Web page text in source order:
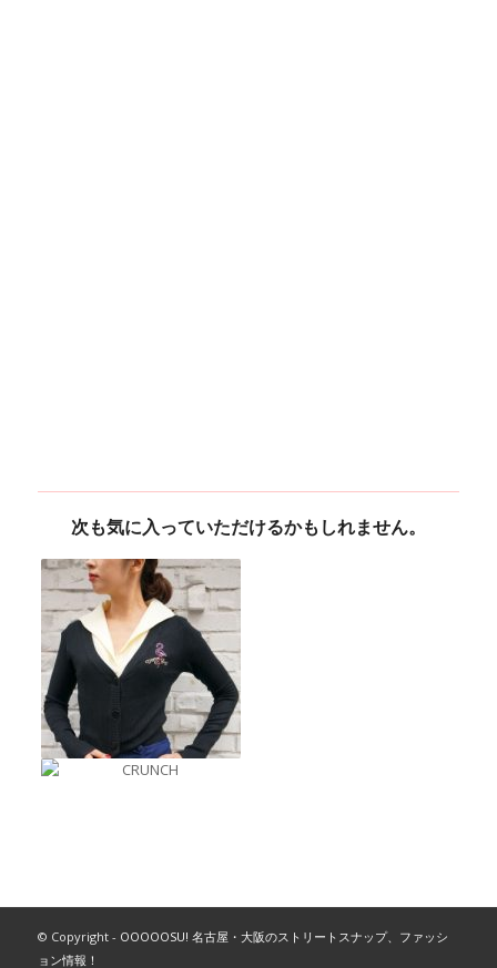
次も気に入っていただけるかもしれません。
© Copyright - OOOOOSU! 名古屋・大阪のストリートスナップ、ファッシ
ョン情報！